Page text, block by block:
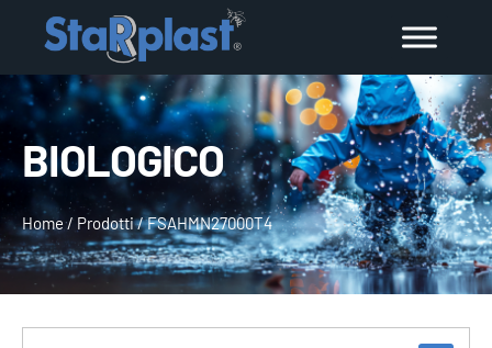
BIOLOGICO
Home/ Prodotti/FSAHMN27000T4